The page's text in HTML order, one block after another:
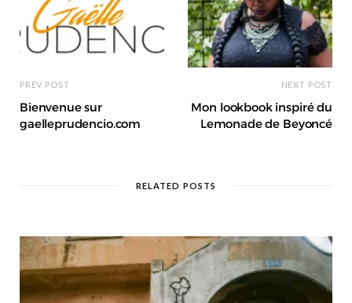
PREV POST
Bienvenue sur
gaelleprudencio.com
NEXT POST
Mon lookbook inspiré du
Lemonade de Beyoncé
RELATED POSTS